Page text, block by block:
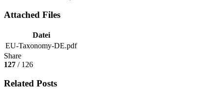
Attached Files
Datei
EU-Taxonomy-DE.pdf
Share
127 / 126
Related Posts